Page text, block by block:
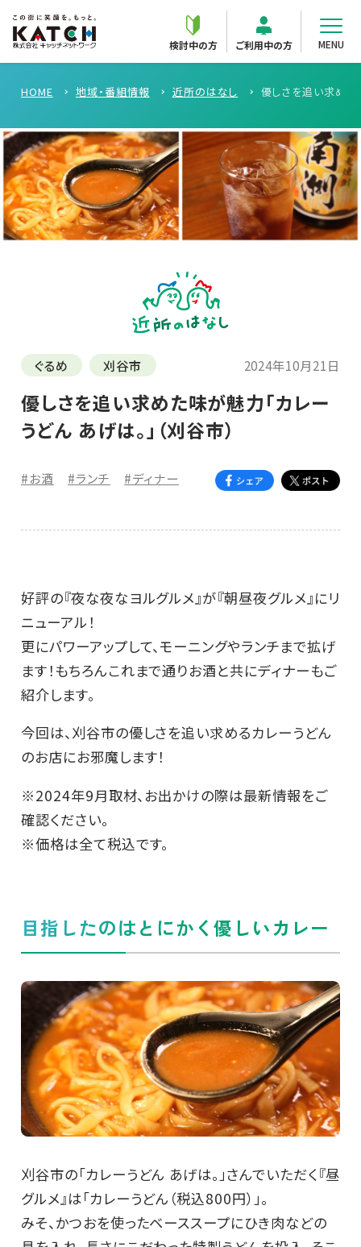
検討中の方 ご利用中の方 MENU
HOME 地域・番組情報 近所のはなし 優しさを追い求めた
ぐるめ 刈谷市 2024年10月21日
優しさを追い求めた味が魅力「カレー
うどん あげは。」（刈谷市）
#お酒 #ランチ #ディナー
好評の『夜な夜なヨルグルメ』が『朝昼夜グルメ』にリ
ニューアル！
更にパワーアップして、モーニングやランチまで拡げ
ます！もちろんこれまで通りお酒と共にディナーもご
紹介します。
今回は、刈谷市の優しさを追い求めるカレーうどん
のお店にお邪魔します！
※2024年9月取材、お出かけの際は最新情報をご
確認ください。
※価格は全て税込です。
目指したのはとにかく優しいカレー
刈谷市の「カレーうどん あげは。」さんでいただく『昼
グルメ』は「カレーうどん（税込800円）」。
みそ、かつおを使ったベーススープにひき肉などの